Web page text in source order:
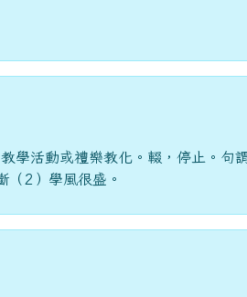
學活動或禮樂教化。輟，停止。句
（2）學風很盛。